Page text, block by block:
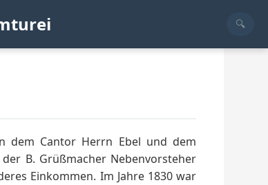
dem Cantor Herrn Ebel und dem
B. Grüßmacher Nebenvorsteher
Einkommen. Im Jahre 1830 war